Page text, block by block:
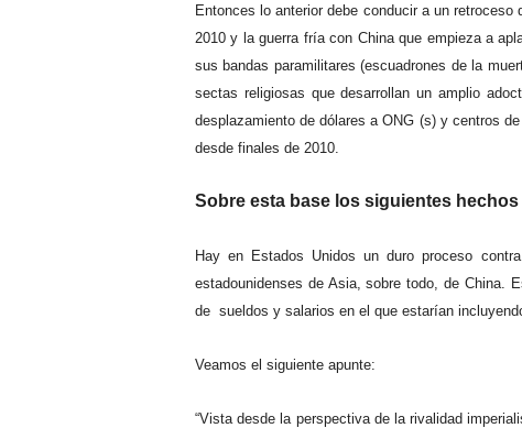
Entonces lo anterior debe conducir a un
2010 y la guerra fría con China que empieza a
sus bandas paramilitares (escuadrones de la
sectas religiosas que desarrollan un amplio
desplazamiento de dólares a ONG (s) y centros
desde finales de 2010.
Sobre esta base los siguientes
Hay en Estados Unidos un duro proceso
estadounidenses de Asia, sobre todo, de China.
de sueldos y salarios en el que estarían
Veamos el siguiente apunte:
“Vista desde la perspectiva de la rivalidad